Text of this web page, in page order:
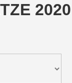
2020